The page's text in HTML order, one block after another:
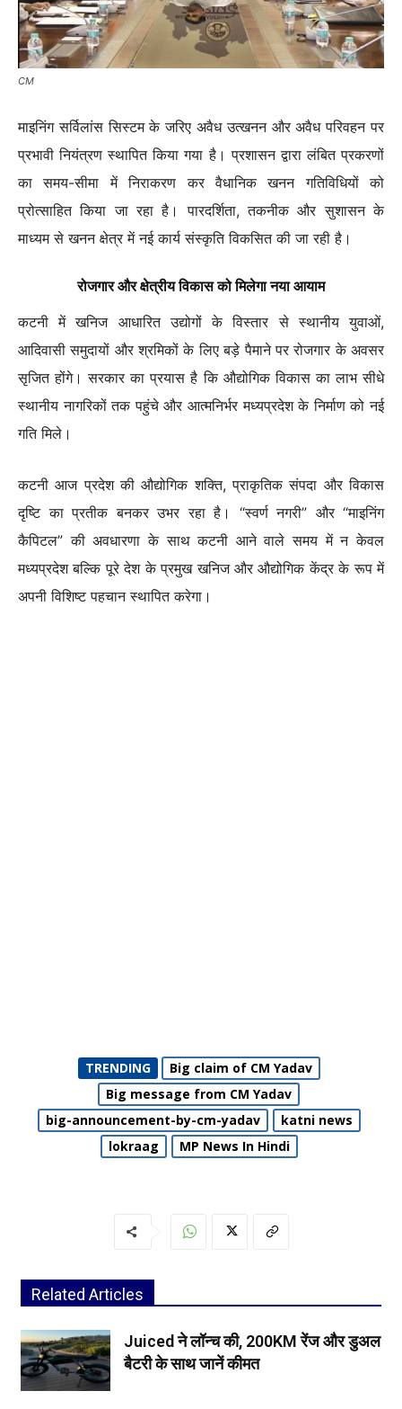
CM
माइनिंग सर्विलांस सिस्टम के जरिए अवैध उत्खनन और अवैध परिवहन पर
प्रभावी नियंत्रण स्थापित किया गया है। प्रशासन द्वारा लंबित प्रकरणों
का समय-सीमा में निराकरण कर वैधानिक खनन गतिविधियों को
प्रोत्साहित किया जा रहा है। पारदर्शिता, तकनीक और सुशासन के
माध्यम से खनन क्षेत्र में नई कार्य संस्कृति विकसित की जा रही है।
रोजगार और क्षेत्रीय विकास को मिलेगा नया आयाम
कटनी में खनिज आधारित उद्योगों के विस्तार से स्थानीय युवाओं,
आदिवासी समुदायों और श्रमिकों के लिए बड़े पैमाने पर रोजगार के अवसर
सृजित होंगे। सरकार का प्रयास है कि औद्योगिक विकास का लाभ सीधे
स्थानीय नागरिकों तक पहुंचे और आत्मनिर्भर मध्यप्रदेश के निर्माण को नई
गति मिले।
कटनी आज प्रदेश की औद्योगिक शक्ति, प्राकृतिक संपदा और विकास
दृष्टि का प्रतीक बनकर उभर रहा है। “स्वर्ण नगरी” और “माइनिंग
कैपिटल” की अवधारणा के साथ कटनी आने वाले समय में न केवल
मध्यप्रदेश बल्कि पूरे देश के प्रमुख खनिज और औद्योगिक केंद्र के रूप में
अपनी विशिष्ट पहचान स्थापित करेगा।
TRENDING
Big claim of CM Yadav
Big message from CM Yadav
big-announcement-by-cm-yadav
katni news
lokraag
MP News In Hindi
Related Articles
Juiced ने लॉन्च की, 200KM रेंज और डुअल
बैटरी के साथ जानें कीमत